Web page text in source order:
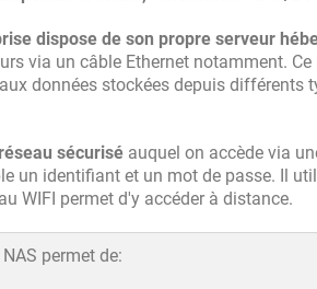
dispose de son propre serveur
via un câble Ethernet notamment.
données stockées depuis différents
réseau sécurisé auquel on accède via
un identifiant et un mot de passe. Il
WIFI permet d'y accéder à distance.
permet de: